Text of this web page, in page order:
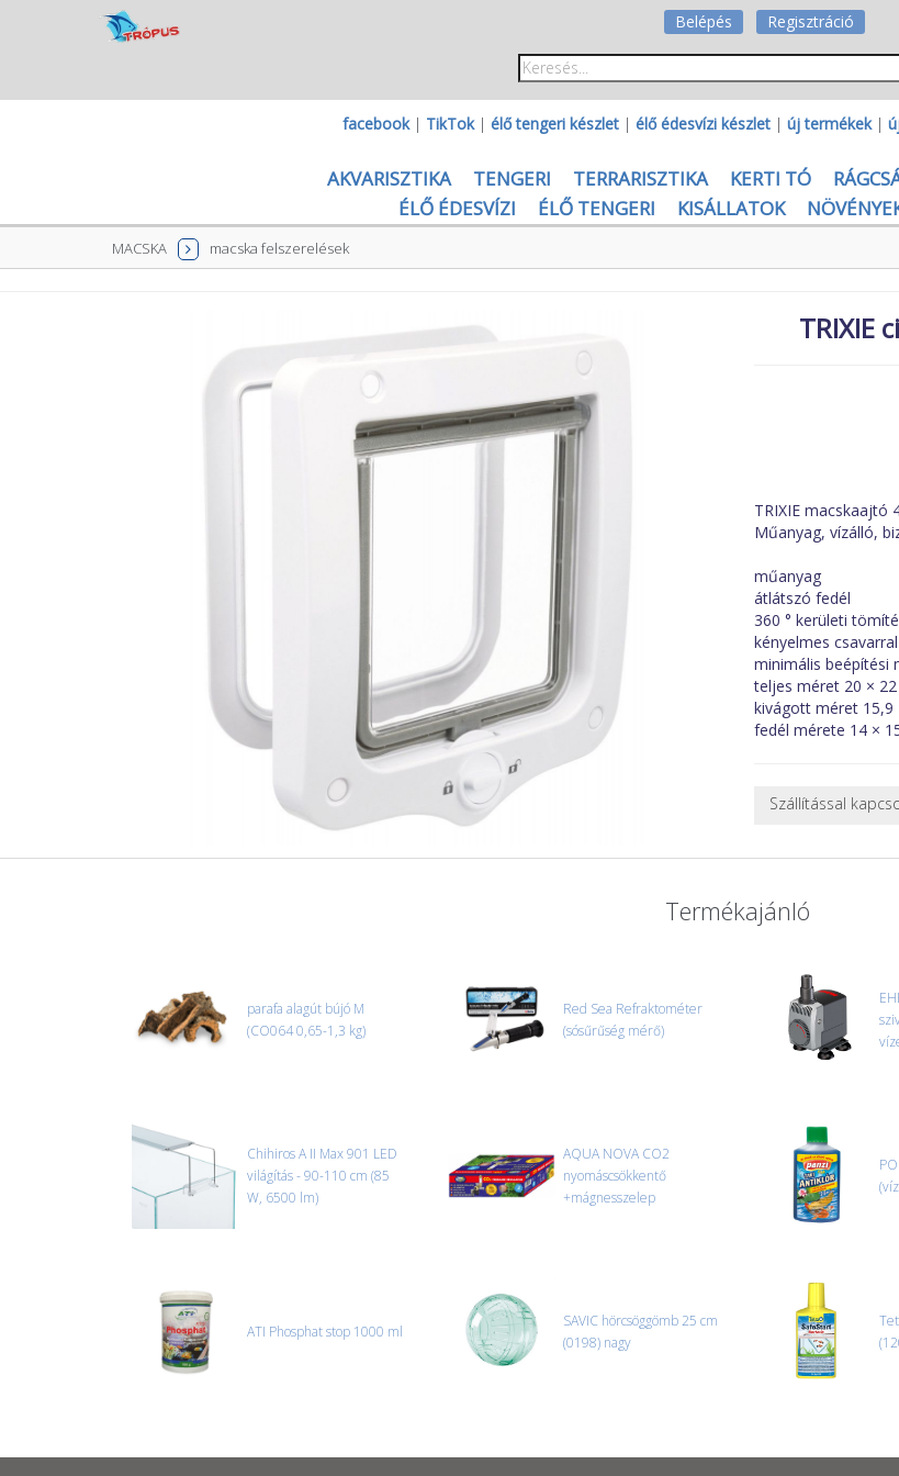
Belépés Regisztráció
facebook| TikTok| élő tengeri készlet | élő édesvízi készlet | új termékek|
AKVARISZTIKA TENGERI TERRARISZTIKA KERTI TÓ
ÉLŐ ÉDESVÍZI
ÉLŐ TENGERI KISÁLLATOK
MACSKA macska felszerelések
TRIXIE
TRIXIE macskaajtó
Műanyag, vízálló,
műanyag
átlátszó fedél
360 ° kerületi
kényelmes csavarral
minimális beépítési
teljes méret 20 ×
kivágott méret 15,9
fedél mérete 14 ×
Szállítással
ajánlatot adunk.
Nagyobb
CSOMAG ÁTVÉTELE
Amennyiben a
tapasztal, a
termékek cseréjét,
Termékajánló
parafa alagút bújó M
(CO064 0,65-1,3 kg)
Red Sea Refraktométer
(sósűrűség mérő)
Chihiros A II Max 901 LED
világítás - 90-110 cm (85
W, 6500 lm)
AQUA NOVA CO2
nyomáscsökkentő
+mágnesszelep
ATI Phosphat stop 1000 ml
SAVIC hörcsöggömb 25 cm
(0198) nagy